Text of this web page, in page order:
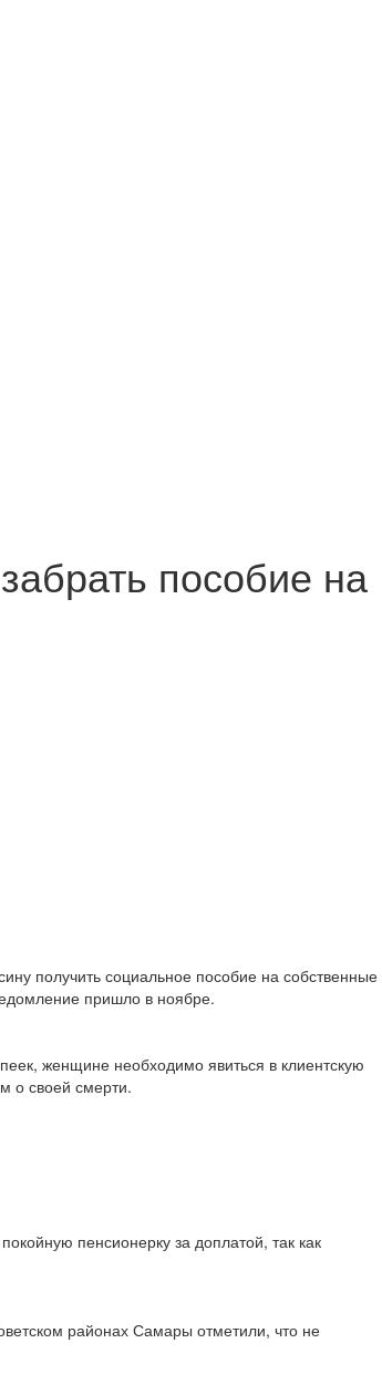
пособие на
получить социальное пособие на собственные
пришло в ноябре.
женщине необходимо явиться в клиентскую
о своей смерти.
пенсионерку за доплатой, так как
районах Самары отметили, что не